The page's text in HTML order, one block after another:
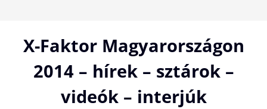
contentX-Faktor Magyarországon
2014 – hírek – sztárok –
videók – interjúk